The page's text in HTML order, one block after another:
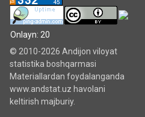
Onlayn: 20
© 2010-2026 Andijon viloyat
statistika boshqarmasi
Materiallardan foydalanganda
www.andstat.uz havolani
keltirish majburiy.